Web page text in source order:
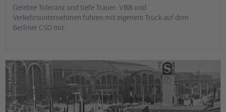
Gelebte Toleranz und tiefe Trauer: VBB und
Verkehrsunternehmen fuhren mit eigenem Truck auf dem
Berliner CSD mit.
©
H
is
t
o
r
is
c
h
e
S
a
m
m
lu
n
g
d
e
r
D
e
u
t
s
c
h
e
B
a
h
n
A
G